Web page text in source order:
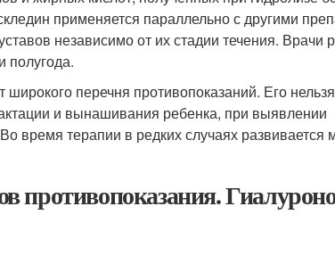
применяется параллельно с другими
независимо от их стадии течения. Врачи
полугода.
перечня противопоказаний. Его нельзя
и вынашивания ребенка, при выявлении
время терапии в редких случаях развивается
противопоказания.